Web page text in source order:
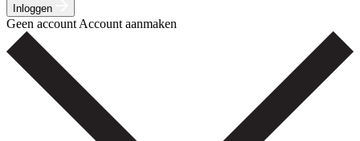
Inloggen
Geen account Account aanmaken